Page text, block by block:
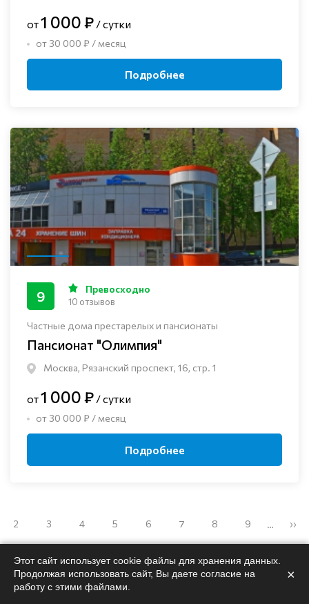
от1 000 ₽ / сутки
от 30 000 ₽ / месяц
Подробнее
Частные дома престарелых и пансионаты
Пансионат "Олимпия"
Москва, Рязанский проспект, 16, стр. 1
9 Превосходно
10 отзывов
от1 000 ₽ / сутки
от 30 000 ₽ / месяц
Подробнее
2 3 4 5 6 7 8 9 … ››
Этот сайт использует cookie файлы для хранения данных.
Продолжая использовать сайт, Вы даете согласие на
работу с этими файлами.
×